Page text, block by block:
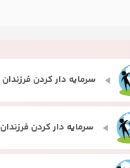
سرمایه دار کردن فرزندان 1
سرمایه دار کردن فرزندان 2